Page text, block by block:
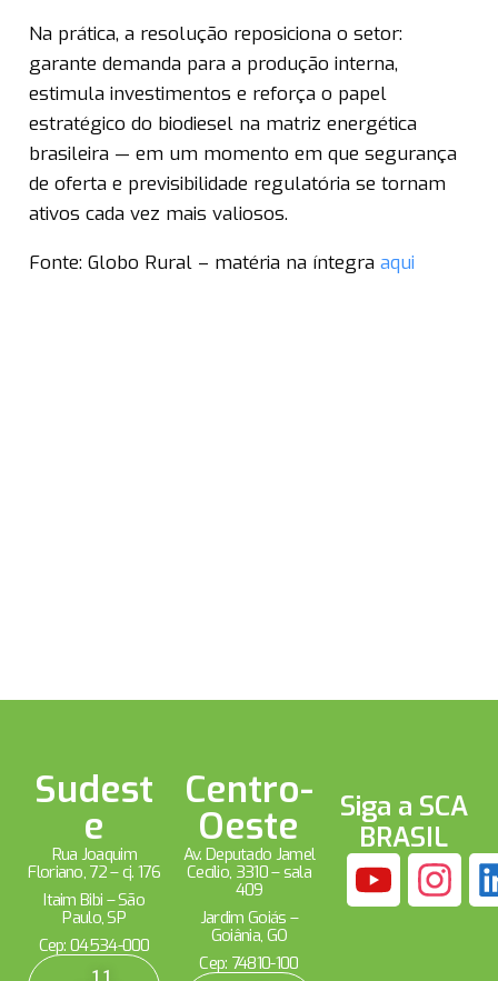
Na prática, a resolução reposiciona o setor:
garante demanda para a produção interna,
estimula investimentos e reforça o papel
estratégico do biodiesel na matriz energética
brasileira — em um momento em que segurança
de oferta e previsibilidade regulatória se tornam
ativos cada vez mais valiosos.
Fonte: Globo Rural – matéria na íntegra aqui
Sudest
e
Rua Joaquim
Floriano, 72 – cj. 176
Itaim Bibi – São
Paulo, SP
Cep: 04534-000
11
Centro-
Oeste
Av. Deputado Jamel
Cecílio, 3310 – sala
409
Jardim Goiás –
Goiânia, GO
Cep: 74810-100
Siga a SCA
BRASIL